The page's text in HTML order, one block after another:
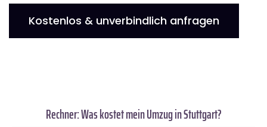
Kostenlos & unverbindlich anfragen
Rechner: Was kostet mein Umzug in Stuttgart?